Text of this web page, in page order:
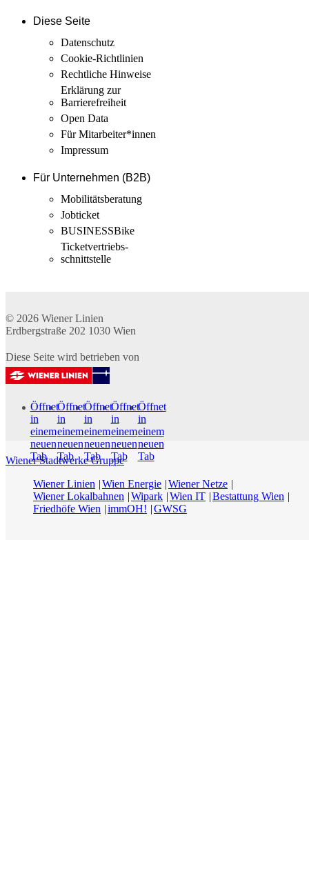
Diese Seite
Datenschutz
Cookie-Richtlinien
Rechtliche Hinweise
Erklärung zur
Barrierefreiheit
Open Data
Für Mitarbeiter­*innen
Impressum
Für Unternehmen (B2B)
Mobilitäts­beratung
Jobticket
BUSINESSBike
Ticketvertriebs­
schnittstelle
© 2026 Wiener Linien
Erdbergstraße 202 1030 Wien
Diese Seite wird betrieben von
Öffnet
in
einem
neuen
Tab
Öffnet
in
einem
neuen
Tab
Öffnet
in
einem
neuen
Tab
Öffnet
in
einem
neuen
Tab
Öffnet
in
einem
neuen
Tab
Wiener Stadtwerke Gruppe
Wiener Linien Wien Energie Wiener Netze
Wiener Lokalbahnen Wipark Wien IT Bestattung Wien
Friedhöfe Wien immOH! GWSG